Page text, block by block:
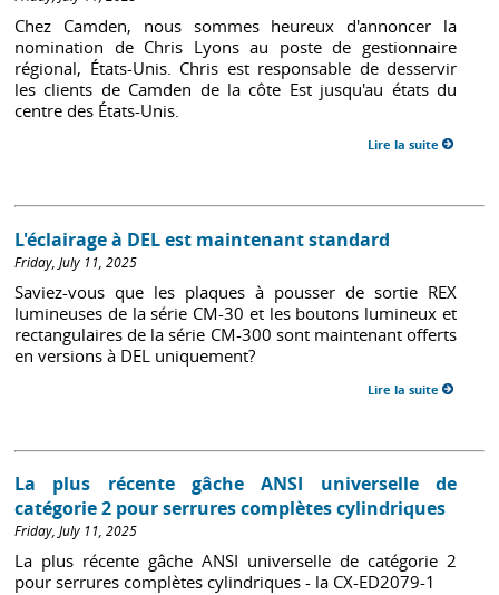
Chez Camden, nous sommes heureux d'annoncer la
nomination de Chris Lyons au poste de gestionnaire
régional, États-Unis. Chris est responsable de desservir
les clients de Camden de la côte Est jusqu'au états du
centre des États-Unis.
Lire la suite
L'éclairage à DEL est maintenant standard
Friday, July 11, 2025
Saviez-vous que les plaques à pousser de sortie REX
lumineuses de la série CM-30 et les boutons lumineux et
rectangulaires de la série CM-300 sont maintenant offerts
en versions à DEL uniquement?
Lire la suite
La plus récente gâche ANSI universelle de
catégorie 2 pour serrures complètes cylindriques
Friday, July 11, 2025
La plus récente gâche ANSI universelle de catégorie 2
pour serrures complètes cylindriques - la CX-ED2079-1